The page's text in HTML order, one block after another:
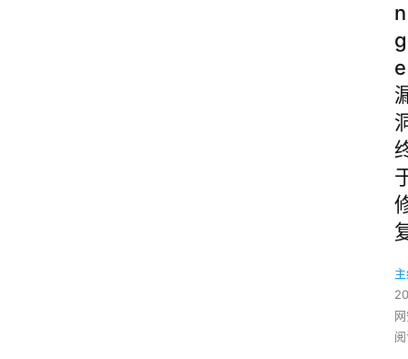
n
g
e